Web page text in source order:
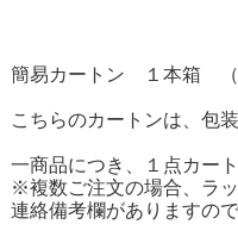
簡易カートン １本箱 （
こちらのカートンは、包
一商品につき、１点カー
※複数ご注文の場合、ラ
連絡備考欄がありますの